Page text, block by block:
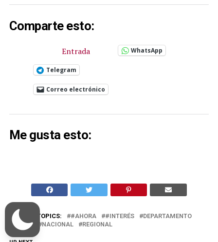
Comparte esto:
Entrada WhatsApp
Telegram
Correo electrónico
Me gusta esto:
RELATED TOPICS: #AHORA #INTERÉS
DEPARTAMENTO
LOCAL
NACIONAL REGIONAL